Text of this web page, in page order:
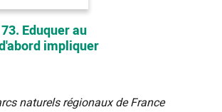
Eduquer au
impliquer
naturels régionaux de France